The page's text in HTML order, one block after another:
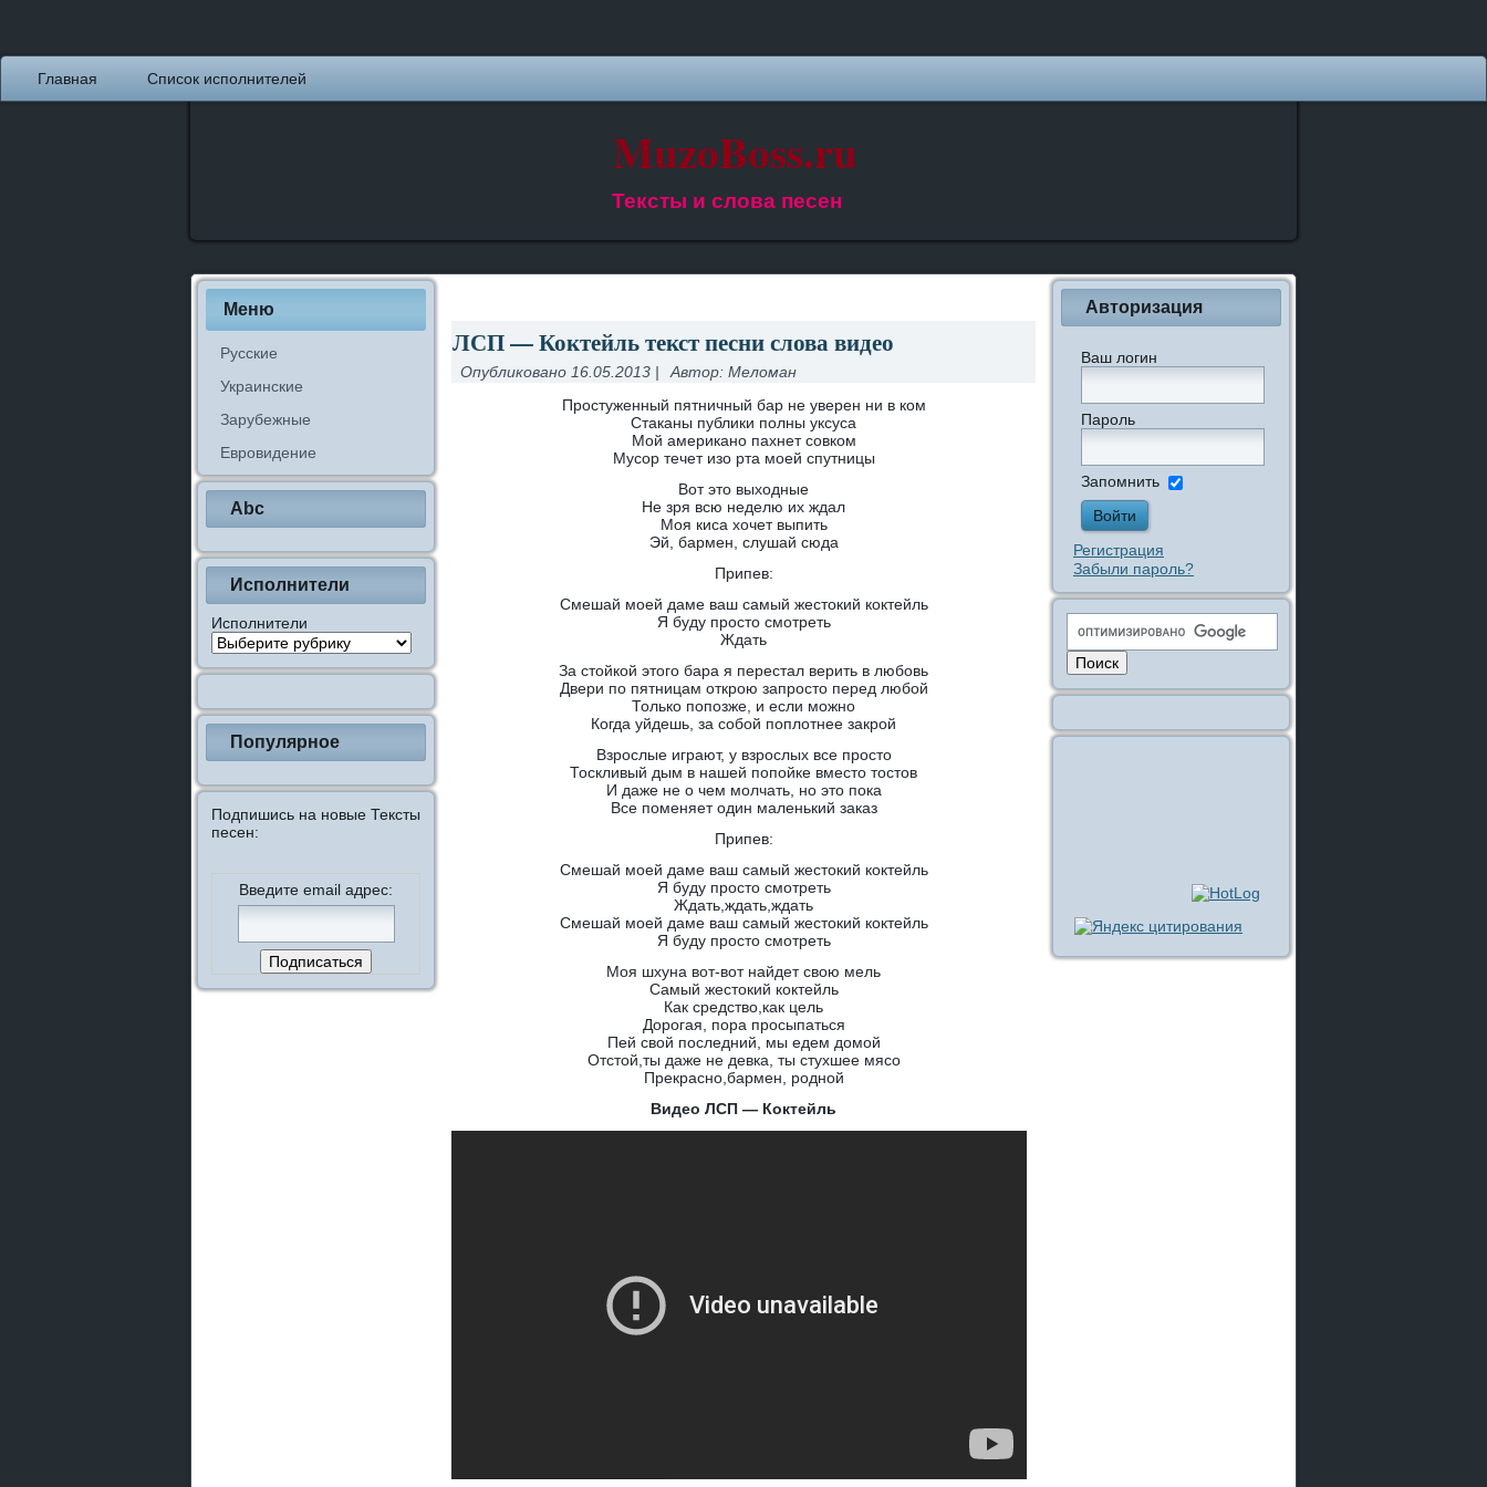
Главная Список исполнителей
MuzoBoss.ru
Тексты и слова песен
Меню
Русские
Украинские
Зарубежные
Евровидение
Abc
Исполнители
Исполнители
Популярное
Подпишись на новые Тексты
песен:
Введите email адрес:
ЛСП — Коктейль текст песни слова видео
Опубликовано 16.05.2013 | Автор: Меломан
Простуженный пятничный бар не уверен ни в ком
Стаканы публики полны уксуса
Мой американо пахнет совком
Мусор течет изо рта моей спутницы
Вот это выходные
Не зря всю неделю их ждал
Моя киса хочет выпить
Эй, бармен, слушай сюда
Припев:
Смешай моей даме ваш самый жестокий коктейль
Я буду просто смотреть
Ждать
За стойкой этого бара я перестал верить в любовь
Двери по пятницам открою запросто перед любой
Только попозже, и если можно
Когда уйдешь, за собой поплотнее закрой
Взрослые играют, у взрослых все просто
Тоскливый дым в нашей попойке вместо тостов
И даже не о чем молчать, но это пока
Все поменяет один маленький заказ
Припев:
Смешай моей даме ваш самый жестокий коктейль
Я буду просто смотреть
Ждать,ждать,ждать
Смешай моей даме ваш самый жестокий коктейль
Я буду просто смотреть
Моя шхуна вот-вот найдет свою мель
Самый жестокий коктейль
Как средство,как цель
Дорогая, пора просыпаться
Пей свой последний, мы едем домой
Отстой,ты даже не девка, ты стухшее мясо
Прекрасно,бармен, родной
Видео ЛСП — Коктейль
Авторизация
Ваш логин
Пароль
Запомнить
Регистрация
Забыли пароль?